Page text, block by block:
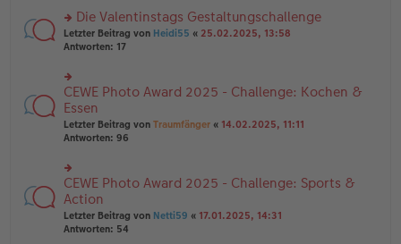
tr
a
g
el
es
e
er
B
ei
tr
a
g
rs
te
u
n
g
el
es
e
er
B
ei
tr
a
g
Die Valentinstags Gestaltungschallenge
Letzter Beitrag von Heidi55 « 25.02.2025, 13:58
Antworten: 17
rs
te
r
u
n
el
es
e
n
er
CEWE Photo Award 2025 - Challenge: Kochen &
Essen
Letzter Beitrag von Traumfänger « 14.02.2025, 11:11
Antworten: 96
rs
te
r
u
n
CEWE Photo Award 2025 - Challenge: Sports &
Action
Letzter Beitrag von Netti59 « 17.01.2025, 14:31
Antworten: 54